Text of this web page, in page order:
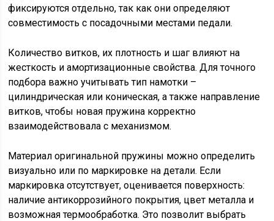
фиксируются отдельно, так как они определяют
совместимость с посадочными местами педали.
Количество витков, их плотность и шаг влияют на
жесткость и амортизационные свойства. Для точного
подбора важно учитывать тип намотки –
цилиндрическая или коническая, а также направление
витков, чтобы новая пружина корректно
взаимодействовала с механизмом.
Материал оригинальной пружины можно определить
визуально или по маркировке на детали. Если
маркировка отсутствует, оценивается поверхность:
наличие антикоррозийного покрытия, цвет металла и
возможная термообработка. Это позволит выбрать